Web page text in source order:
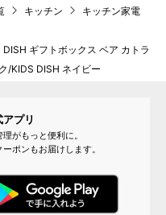
キッチン
キッチン家電
ギフトボックス ベア カトラ
/KIDS DISH ネイビー
プリ
がもっと便利に。
ポンもお届けします。